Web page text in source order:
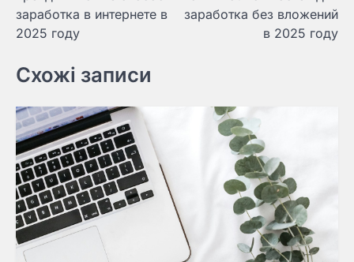
записям
заработка в интернете в
2025 году
заработка без вложений
в 2025 году
Схожі записи